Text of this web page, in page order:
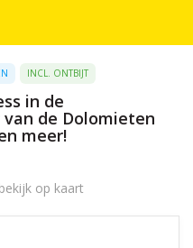
INCL. ONTBIJT
in de
de Dolomieten
meer!
bekijk op kaart